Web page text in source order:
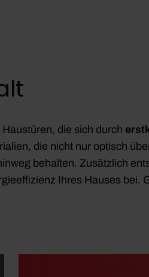
die sich durch
die nicht nur optisch
behalten. Zusätzlich
Ihres Hauses bei.